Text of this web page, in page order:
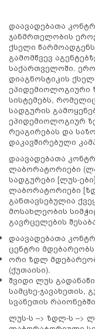
დაავადებათა
ჯანმრთელობის
ქსელი
გამომწვევ
საქართველოში.
დიაგნოსტიკის
ეპიდემიოლოგიური
სისტემებს,
სადგურის
ეპიდემიოლოგიურ
რეაგირებას და
დაკავშირებული
დაავადებათა
ლაბორატორიები
სადგურები [ლუს-
ლაბორატორიები
განთავსებულია
მოსახლეობის
გავრცელების
დაავადებათა
ცენტრი
ორი ზდლ
(ქუთაისი).
შვიდი ლუს
სამცხე-ჯავახეთის,
სვანეთის
ლუს-ს –> ზდლ-ს –>